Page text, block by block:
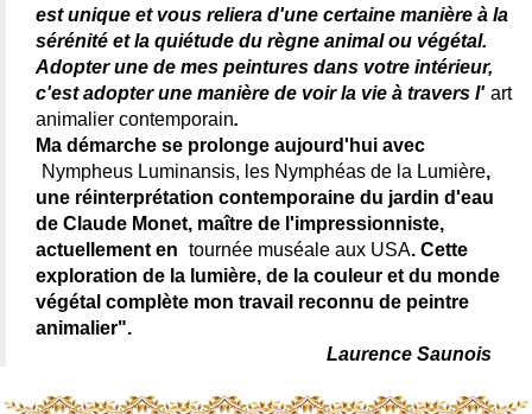
est unique et vous reliera d'une certaine manière à la
sérénité et la quiétude du règne animal ou végétal.
Adopter une de mes peintures dans votre intérieur,
c'est adopter une manière de voir la vie à travers l' art
animalier contemporain.
Ma démarche se prolonge aujourd'hui avec
Nympheus Luminansis, les Nymphéas de la Lumière,
une réinterprétation contemporaine du jardin d'eau
de Claude Monet, maître de l'impressionniste,
actuellement en tournée muséale aux USA. Cette
exploration de la lumière, de la couleur et du monde
végétal complète mon travail reconnu de peintre
animalier".
Laurence Saunois